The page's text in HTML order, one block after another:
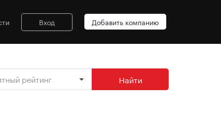
Вход Добавить компанию
рейтинг Найти